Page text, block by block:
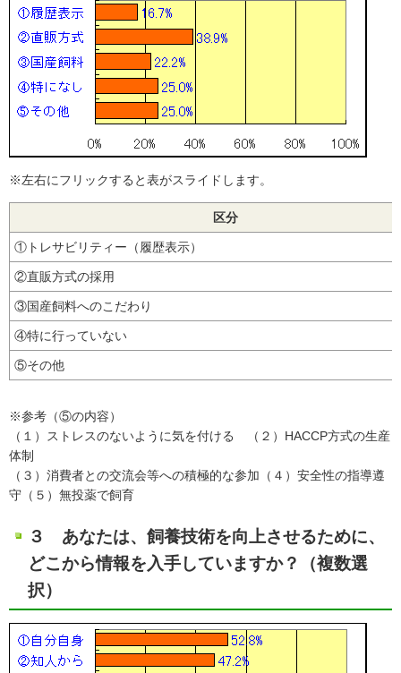
※左右にフリックすると表がスライドします。
区分
①トレサビリティー（履歴表示）
②直販方式の採用
③国産飼料へのこだわり
④特に行っていない
⑤その他
※参考（⑤の内容）
（１）ストレスのないように気を付ける （２）HACCP方式の生産
体制
（３）消費者との交流会等への積極的な参加（４）安全性の指導遵
守（５）無投薬で飼育
３ あなたは、飼養技術を向上させるために、
どこから情報を入手していますか？（複数選
択）